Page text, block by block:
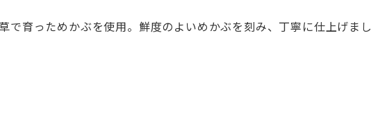
で育っためかぶを使用。鮮度のよいめかぶを刻み、丁寧に仕上げまし